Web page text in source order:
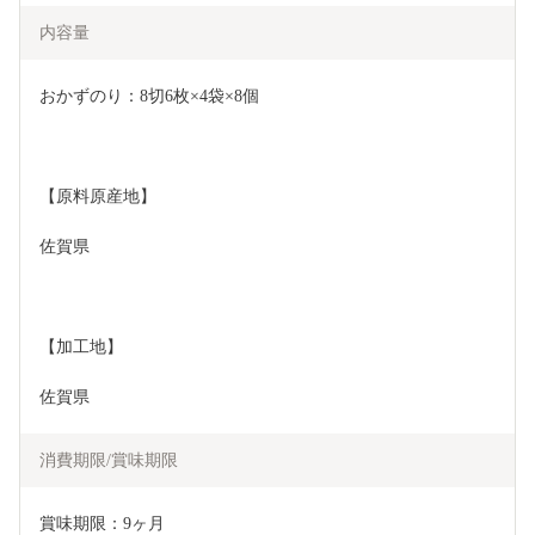
内容量
おかずのり：8切6枚×4袋×8個
【原料原産地】
佐賀県
【加工地】
佐賀県
消費期限/賞味期限
賞味期限：9ヶ月